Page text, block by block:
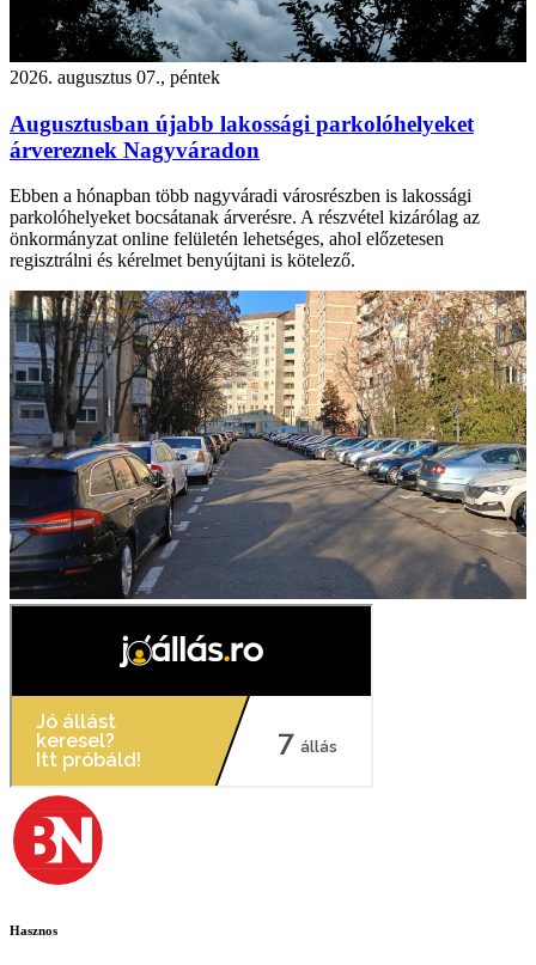
2026. augusztus 07., péntek
Augusztusban újabb lakossági parkolóhelyeket
árvereznek Nagyváradon
Ebben a hónapban több nagyváradi városrészben is lakossági
parkolóhelyeket bocsátanak árverésre. A részvétel kizárólag az
önkormányzat online felületén lehetséges, ahol előzetesen
regisztrálni és kérelmet benyújtani is kötelező.
Hasznos